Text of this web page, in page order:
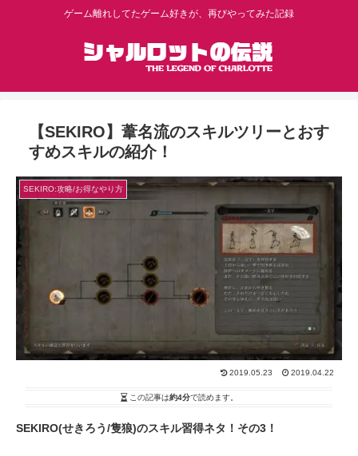
ゲーム離れしてたゲーム好きが、再びやってみた記録
【SEKIRO】葦名流のスキルツリーとおす
すめスキルの紹介！
SEKIRO:攻略/お得なやり方
2019.05.23 2019.04.22
この記事は約4分で読めます。
SEKIRO(せきろう/隻狼)のスキル習得ネタ！その3！